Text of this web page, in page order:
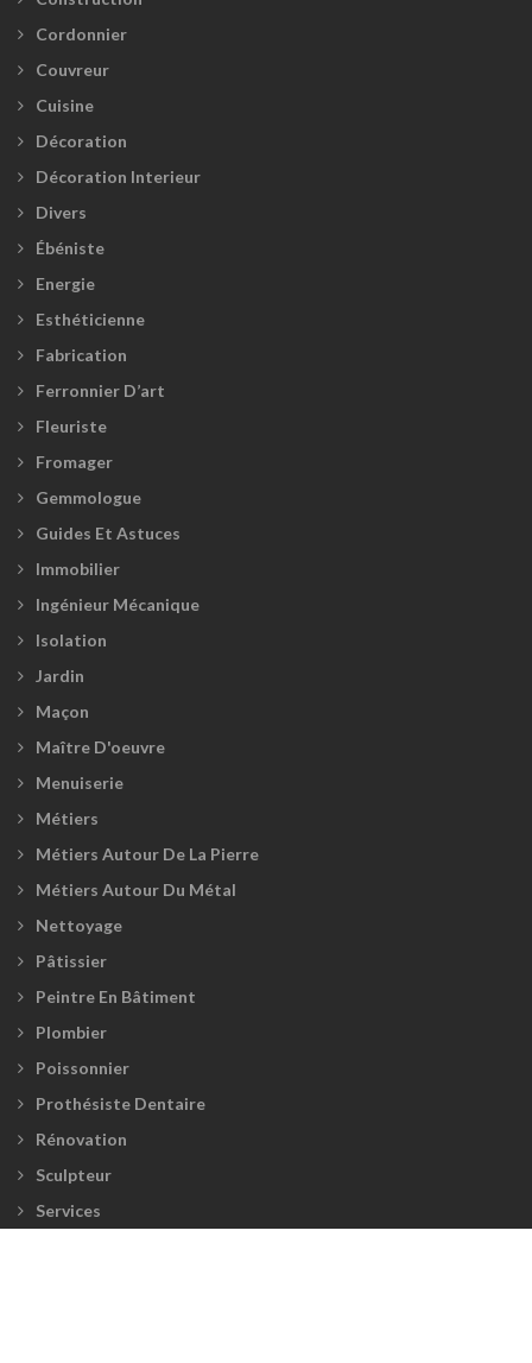
Cordonnier
Couvreur
Cuisine
Décoration
Décoration Interieur
Divers
Ébéniste
Energie
Esthéticienne
Fabrication
Ferronnier D’art
Fleuriste
Fromager
Gemmologue
Guides Et Astuces
Immobilier
Ingénieur Mécanique
Isolation
Jardin
Maçon
Maître D'oeuvre
Menuiserie
Métiers
Métiers Autour De La Pierre
Métiers Autour Du Métal
Nettoyage
Pâtissier
Peintre En Bâtiment
Plombier
Poissonnier
Prothésiste Dentaire
Rénovation
Sculpteur
Services